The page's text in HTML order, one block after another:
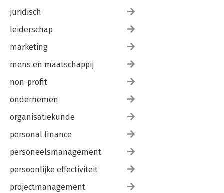
juridisch
leiderschap
marketing
mens en maatschappij
non-profit
ondernemen
organisatiekunde
personal finance
personeelsmanagement
persoonlijke effectiviteit
projectmanagement